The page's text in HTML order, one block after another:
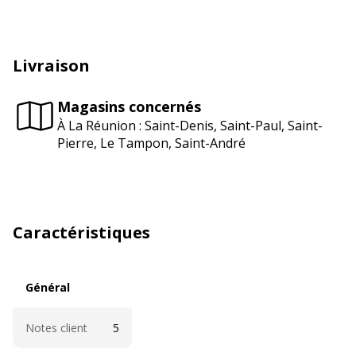
Livraison
Magasins concernés
À La Réunion : Saint-Denis, Saint-Paul, Saint-
Pierre, Le Tampon, Saint-André
Caractéristiques
Général
Notes client 5